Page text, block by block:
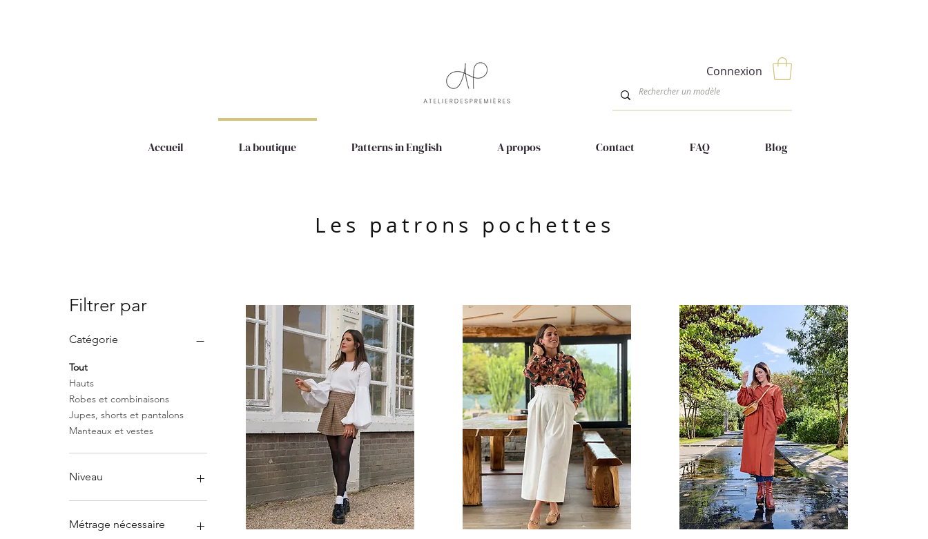
Connexion
Accueil La boutique Patterns in English A propos Contact FAQ Blog
Les patrons pochettes
Filtrer par
Catégorie
Tout
Hauts
Robes et combinaisons
Jupes, shorts et pantalons
Manteaux et vestes
Niveau
Débutant
Intermédiaire
Métrage nécessaire